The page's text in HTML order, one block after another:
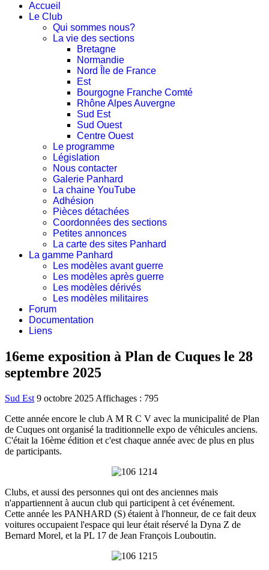
Accueil
Le Club
Qui sommes nous?
La vie des sections
Bretagne
Normandie
Nord Île de France
Est
Bourgogne Franche Comté
Rhône Alpes Auvergne
Sud Est
Sud Ouest
Centre Ouest
Le programme
Législation
Nous contacter
Galerie Panhard
La chaine YouTube
Adhésion
Pièces détachées
Coordonnées des sections
Petites annonces
La carte des sites Panhard
La gamme Panhard
Les modèles avant guerre
Les modèles après guerre
Les modèles dérivés
Les modèles militaires
Forum
Documentation
Liens
16eme exposition à Plan de Cuques le 28
septembre 2025
Sud Est 9 octobre 2025 Affichages : 795
Cette année encore le club A M R C V avec la municipalité de Plan
de Cuques ont organisé la traditionnelle expo de véhicules anciens.
C'était la 16ème édition et c'est chaque année avec de plus en plus
de participants.
Clubs, et aussi des personnes qui ont des anciennes mais
n'appartiennent à aucun club qui participent à cet événement.
Cette année les PANHARD (S) étaient à l'honneur, de ce fait deux
voitures occupaient l'espace qui leur était réservé la Dyna Z de
Bernard Morel, et la PL 17 de Jean François Louboutin.